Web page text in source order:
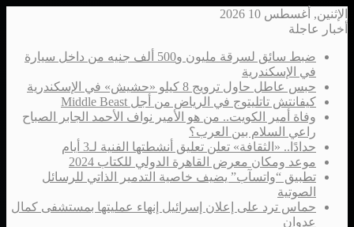
الإثنين, أغسطس 10 2026
أخبار عاجلة
ضبط سائق لسرقة مليون و500 ألف جنيه من داخل سيارة
في الإسكندرية
حبس عاطل حاول ترويج 8 كيلو «حشيش» في الإسكندرية
كيفانتش تاتليتوج في الرياض من أجل Middle Beast
وفاة أمير الكويت.. من هو الأمير نواف الأحمد الجابر الصباح
راعي السلام بين العرب؟
حدادًا.. «الثقافة» تعلن تعليق أنشطتها الفنية لـ3 أيام
موعد ومكان معرض القاهرة الدولي للكتاب 2024
تطبيق “واتسآب” يضيف خاصية التدمير الذاتي للرسائل
الصوتية
حماس ترد على إعلان إسرائيل إنهاء عمليتها بمستشفى كمال
عدوان